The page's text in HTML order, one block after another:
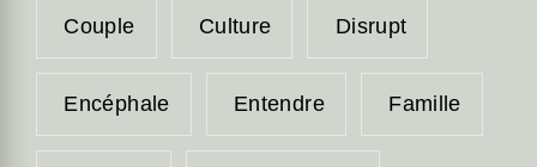
Couple Culture Disrupt
Encéphale Entendre Famille